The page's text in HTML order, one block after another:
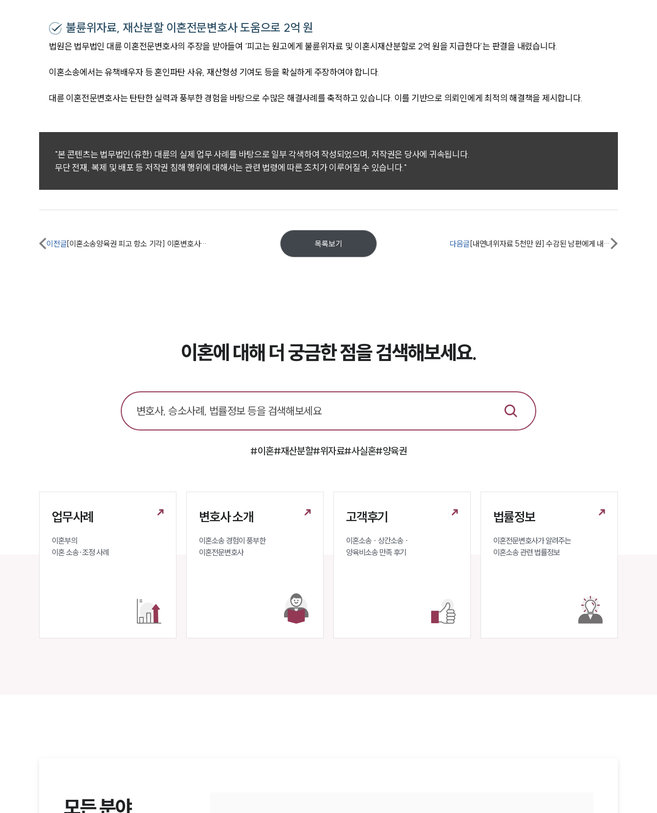
법률지식인
업무분야
이혼전문변호사
세미나
대륜법률상담예약
불륜위자료, 재산분할 이혼전문변호사 도움으로 2억 원
법원은 법무법인 대륜 이혼전문변호사의 주장을 받아들여 ‘피고는 원고에게 불륜위자료 및 이혼시재산분할로 2억 원을 지급한다’는 판결을 내렸습니다.
이혼소송에서는 유책배우자 등 혼인파탄 사유, 재산형성 기여도 등을 확실하게 주장하여야 합니다.
대륜 이혼전문변호사는 탄탄한 실력과 풍부한 경험을 바탕으로 수많은 해결사례를 축적하고 있습니다. 이를 기반으로 의뢰인에게 최적의 해결책을 제시합니다.
"본 콘텐츠는 법무법인(유한) 대륜의 실제 업무 사례를 바탕으로 일부 각색하여 작성되었으며, 저작권은 당사에 귀속됩니다.
무단 전재, 복제 및 배포 등 저작권 침해 행위에 대해서는 관련 법령에 따른 조치가 이루어질 수 있습니다."
이전글 [이혼소송양육권 피고 항소 기각] 이혼변호사, 피고의 폭력적 행위 소명하여 양육권 방어 목록보기 다음글 [내연녀위자료 5천만 원] 수감된 남편에게 내연녀·혼외자식 있어 이혼변호사 정신적 위자료 받음
이혼에 대해 더 궁금한 점을 검색해보세요.
#이혼#재산분할#위자료#사실혼#양육권
업무사례
이혼부의
이혼 소송·조정 사례
변호사 소개
이혼소송 경험이 풍부한
이혼전문변호사
고객후기
이혼소송 · 상간소송 ·
양육비소송 만족 후기
법률정보
이혼전문변호사가 알려주는
이혼소송 관련 법률정보
모든 분야